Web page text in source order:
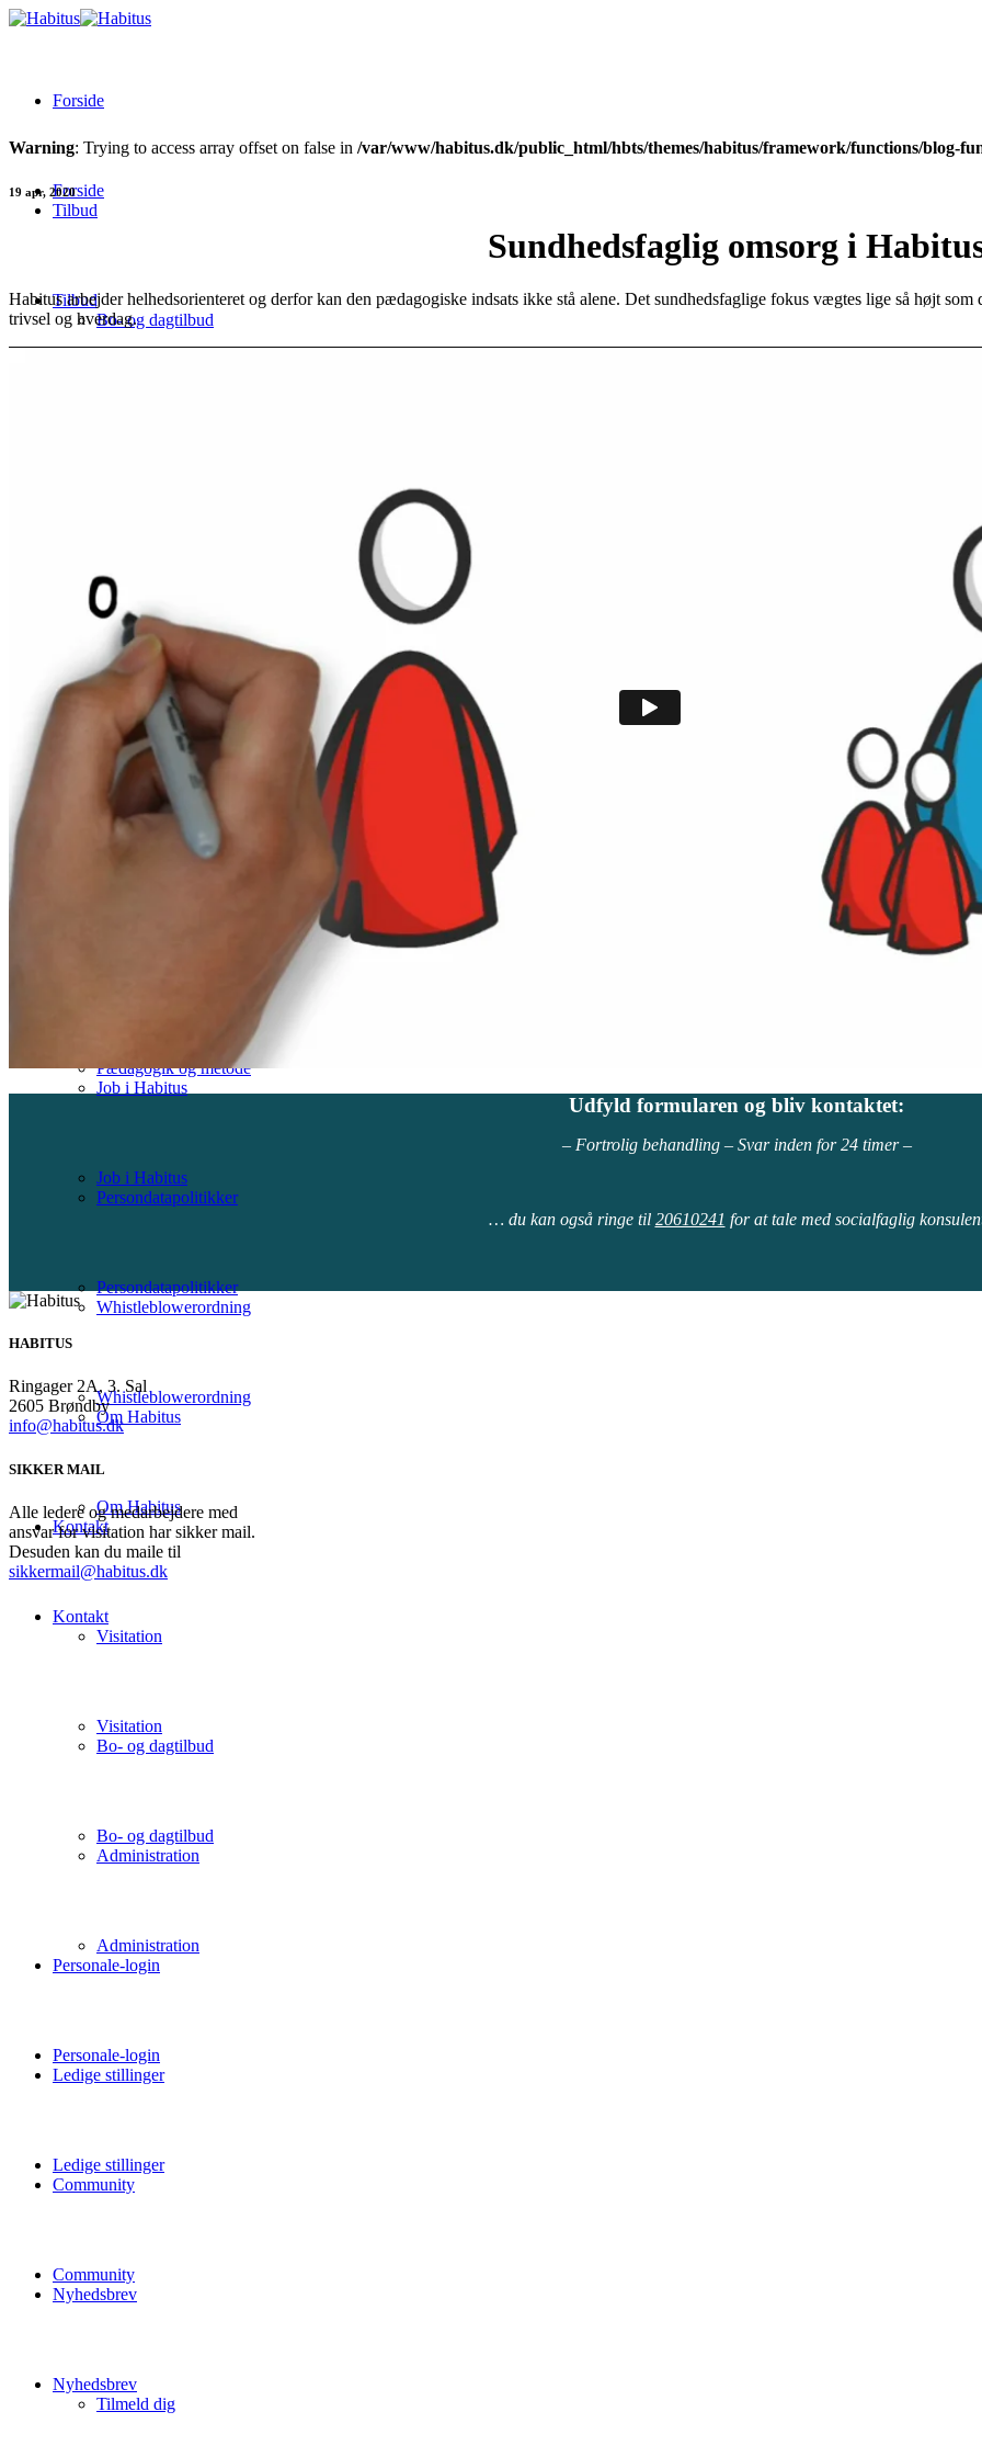
Forside
Tilbud
Bo- og dagtilbud
Værd at vide om Habitus
Værd at vide som pårørende
Job i Habitus
Persondatapolitikker
Whistleblowerordning
Om Habitus
Kontakt
Visitation
Bo- og dagtilbud
Administration
Personale-login
Ledige stillinger
Community
Nyhedsbrev
Tilmeld dig
Forside
Tilbud
Om Habitus
Værd at vide om Habitus
Værd at vide som pårørende
Værd at vide som sagsbehandler
Pædagogik og metode
Job i Habitus
Persondatapolitikker
Whistleblowerordning
Om Habitus
Kontakt
Visitation
Bo- og dagtilbud
Administration
Personale-login
Ledige stillinger
Community
Nyhedsbrev
Warning: Trying to access array offset on false in /var/www/habitus.dk/public_html/hbts/themes/habitus/framework/functions/blog-
19 apr, 2020
Sundhedsfaglig omsorg i
Habitus arbejder helhedsorienteret og derfor kan den pædagogiske indsats ikke stå alene. Det sundhedsfaglige fokus vægtes lige så højt
trivsel og hverdag.
Udfyld formularen og bliv kontaktet:
– Fortrolig behandling – Svar inden for 24 timer –
… du kan også ringe til 20610241 for at tale med socialfaglig
HABITUS
Ringager 2A, 3. Sal
2605 Brøndby
info@habitus.dk
SIKKER MAIL
Alle ledere og medarbejdere med
ansvar for visitation har sikker mail.
Desuden kan du maile til
sikkermail@habitus.dk